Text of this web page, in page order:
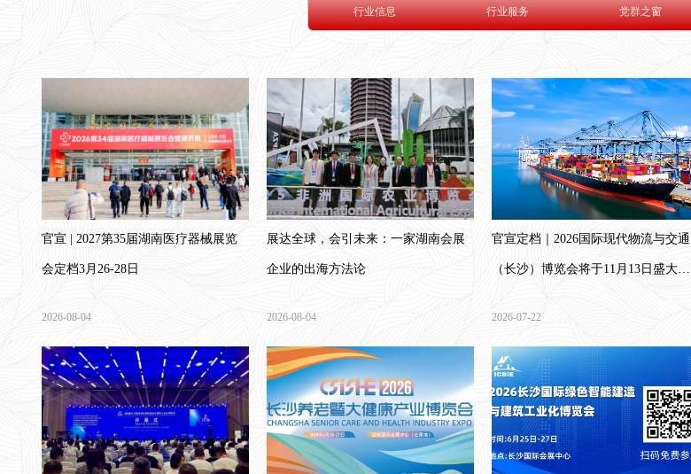
行业信息 行业服务 党群之窗
官宣 | 2027第35届湖南医疗器械展览
会定档3月26-28日
2026-08-04
展达全球，会引未来：一家湖南会展
企业的出海方法论
2026-08-04
官宣定档｜2026国际现代物流与交通
（长沙）博览会将于11月13日盛大启
2026-07-22